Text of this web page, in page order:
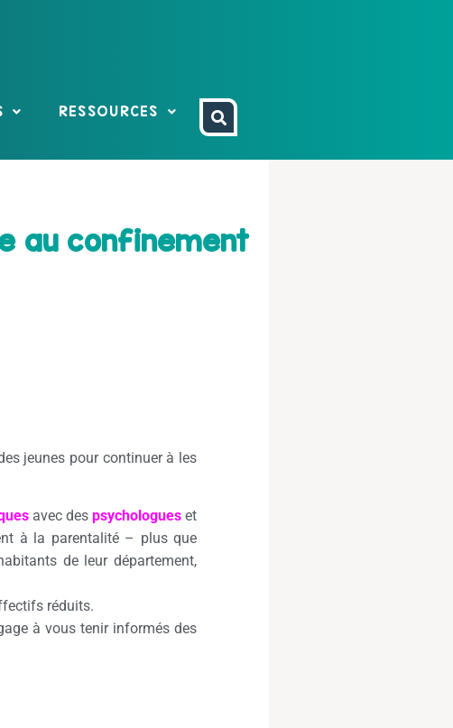
RESSOURCES
au confinement
jeunes pour continuer à les
avec des psychologues et
à la parentalité – plus que
de leur département,
réduits.
à vous tenir informés des